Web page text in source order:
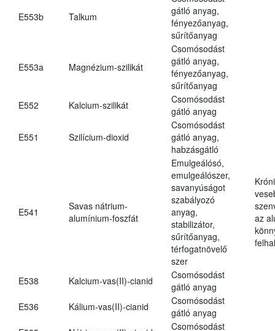
E553b Talkum
gátló anyag,
fényezőanyag,
sűrítőanyag
E553a Magnézium-szilikát
Csomósodást
gátló anyag,
fényezőanyag,
sűrítőanyag
E552
Kalcium-szilikát
Csomósodást
gátló anyag
E551 Szilícium-dioxid
Csomósodást
gátló anyag,
habzásgátló
E541
Savas nátrium-
alumínium-foszfát
Emulgeálósó,
emulgeálószer,
savanyúságot
szabályozó
anyag,
stabilizátor,
sűrítőanyag,
térfogatnövelő
szer
az
E538 Kalcium-vas(II)-cianid
Csomósodást
gátló anyag
E536
Kálium-vas(II)-cianid
Csomósodást
gátló anyag
Csomósodást